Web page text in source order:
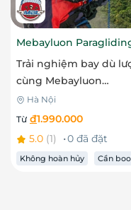
Mebayluon
Trải nghiệm bay dù
cùng Mebayluon
Paragliding - Viên Nam
Hà Nội
Từ đ1.990.000
5.0 (1) 0 đã đặt
Không hoàn hủy
Cần